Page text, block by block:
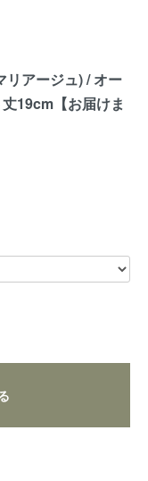
リアージュ) / オー
19cm【お届けま